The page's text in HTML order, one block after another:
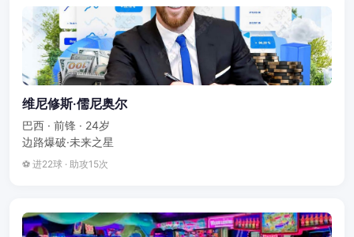
维尼修斯·儒尼奥尔
巴西 · 前锋 · 24岁
边路爆破·未来之星
⚽ 进22球 · 助攻15次